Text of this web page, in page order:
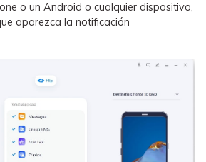
o un Android o cualquier dispositivo,
aparezca la notificación